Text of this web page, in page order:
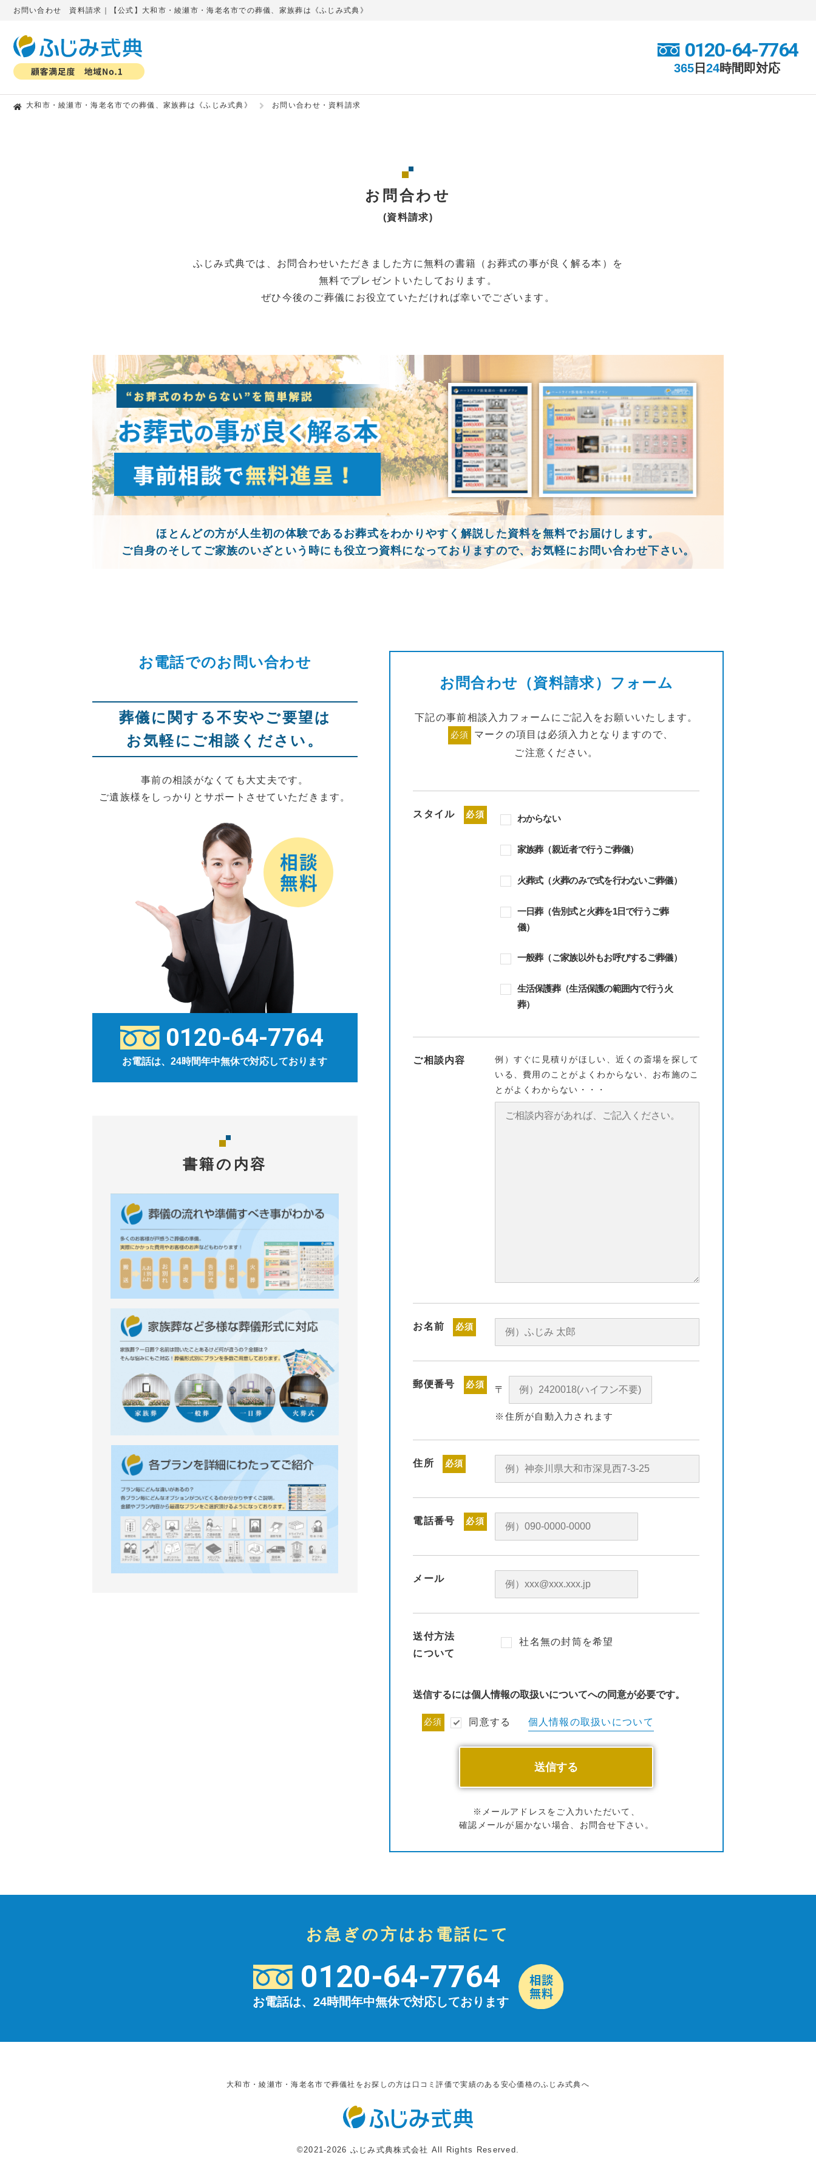
お問い合わせ 資料請求｜【公式】大和市・綾瀬市・海老名市での葬儀、家族葬は《ふじみ式典》
0120-64-7764
365 日 24時間即対応
大和市・綾瀬市・海老名市での葬儀、家族葬は《ふじみ式典》 お問い合わせ・資料請求
お問合わせ
(資料請求)
ふじみ式典では、お問合わせいただきました方に無料の書籍（お葬式の事が良く解る本）を
無料でプレゼントいたしております。
ぜひ今後のご葬儀にお役立ていただければ幸いでございます。
ほとんどの方が人生初の体験であるお葬式をわかりやすく解説した資料を無料でお届けします。
ご自身のそしてご家族のいざという時にも役立つ資料になっておりますので、お気軽にお問い合わせ下さい。
お電話でのお問い合わせ
葬儀に関する不安やご要望は
お気軽にご相談ください。
事前の相談がなくても大丈夫です。
ご遺族様をしっかりとサポートさせていただきます。
0120-64-7764
お電話は、24時間年中無休で対応しております
書籍の内容
お問合わせ（資料請求）フォーム
下記の事前相談入力フォームにご記入をお願いいたします。
必須
マークの項目は必須入力となりますので、
ご注意ください。
スタイル 必須 わからない
家族葬（親近者で行うご葬儀）
火葬式（火葬のみで式を行わないご葬儀）
一日葬（告別式と火葬を1日で行うご葬
儀）
一般葬（ご家族以外もお呼びするご葬儀）
生活保護葬（生活保護の範囲内で行う火
葬）
ご相談内容
例）すぐに見積りがほしい、近くの斎場を探して
いる、費用のことがよくわからない、お布施のこ
とがよくわからない・・・
お名前 必須
郵便番号 必須 〒
※住所が自動入力されます
住所 必須
電話番号 必須
メール
送付方法
について
社名無の封筒を希望
送信するには個人情報の取扱いについてへの同意が必要です。
必須 同意する 個人情報の取扱いについて
※メールアドレスをご入力いただいて、
確認メールが届かない場合、お問合せ下さい。
お急ぎの方はお電話にて
0120-64-7764
お電話は、24時間年中無休で対応しております
大和市・綾瀬市・海老名市で葬儀社をお探しの方は口コミ評価で実績のある安心価格のふじみ式典へ
©2021-2026 ふじみ式典株式会社 All Rights Reserved.